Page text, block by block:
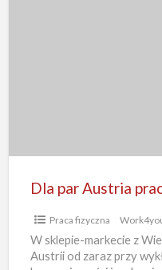
języka
przy
wykładaniu
Praca fizyczna
W sklepie-markecie z
Austrii od zaraz przy